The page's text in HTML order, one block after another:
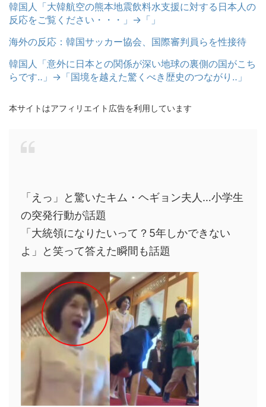
韓国人「大韓航空の熊本地震飲料水支援に対する日本人の
反応をご覧ください・・・」→「」
海外の反応：韓国サッカー協会、国際審判員らを性接待
韓国人「意外に日本との関係が深い地球の裏側の国がこち
らです‥」→「国境を越えた驚くべき歴史のつながり‥」
本サイトはアフィリエイト広告を利用しています
「えっ」と驚いたキム・ヘギョン夫人…小学生
の突発行動が話題
「大統領になりたいって？5年しかできない
よ」と笑って答えた瞬間も話題